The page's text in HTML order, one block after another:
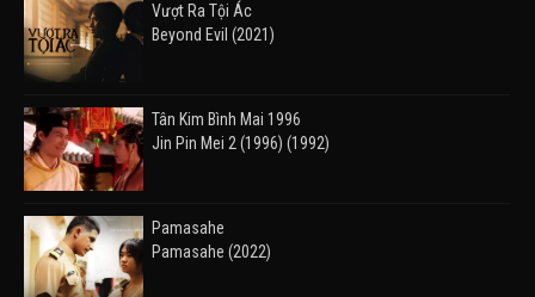
Vượt Ra Tội Ác
Beyond Evil (2021)
Tân Kim Bình Mai 1996
Jin Pin Mei 2 (1996) (1992)
Pamasahe
Pamasahe (2022)